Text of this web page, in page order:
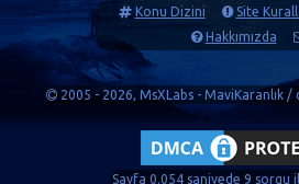
Konu Dizini Site
Hakkımızda
2005 - 2026, MsXLabs - MaviKaranlık /
Sayfa 0.054 saniyede 9 sorgu